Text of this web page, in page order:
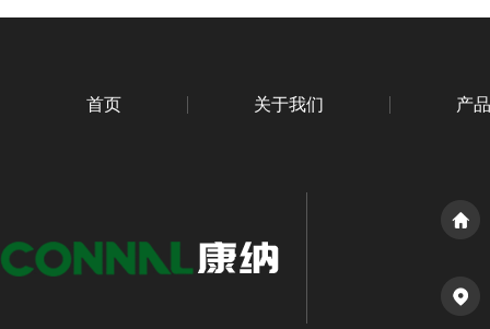
首页 关于我们 产